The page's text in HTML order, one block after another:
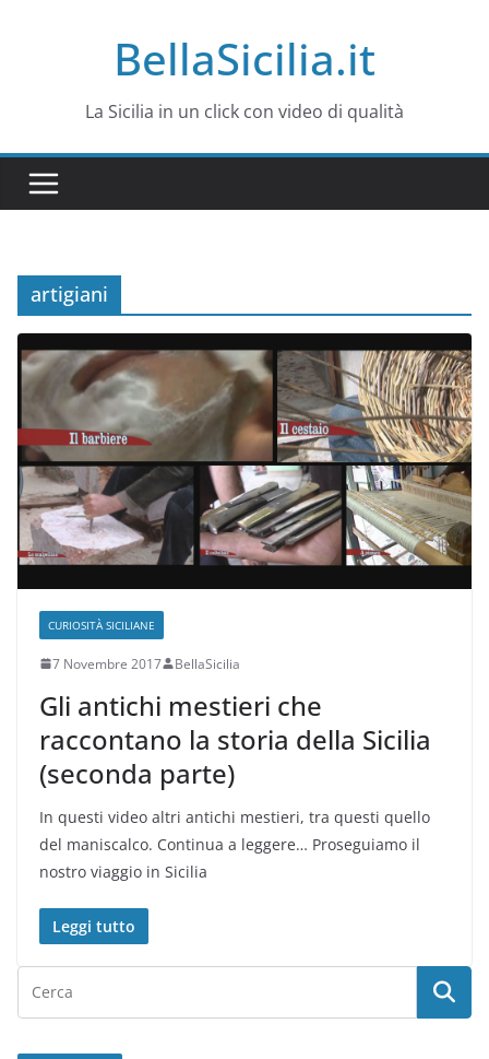
BellaSicilia.it
La Sicilia in un click con video di qualità
artigiani
CURIOSITÀ SICILIANE
7 Novembre 2017 BellaSicilia
Gli antichi mestieri che
raccontano la storia della Sicilia
(seconda parte)
In questi video altri antichi mestieri, tra questi quello
del maniscalco. Continua a leggere… Proseguiamo il
nostro viaggio in Sicilia
Leggi tutto